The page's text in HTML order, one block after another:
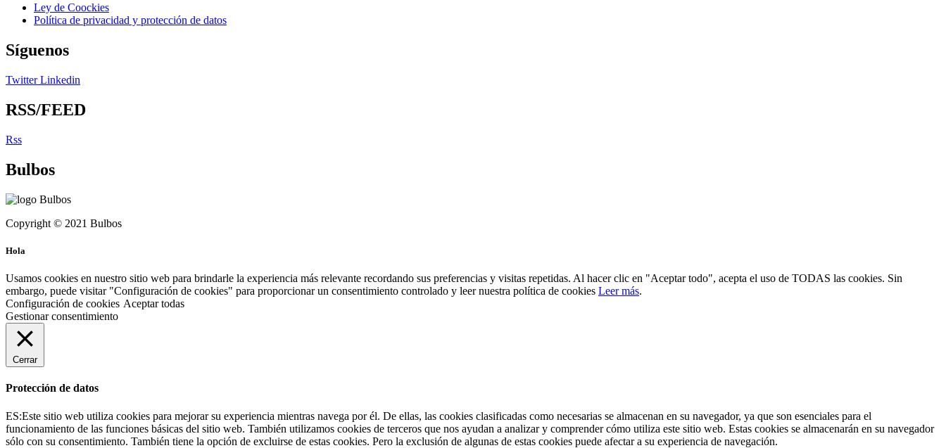
Ley de Coockies
Política de privacidad y protección de datos
Síguenos
Twitter Linkedin
RSS/FEED
Rss
Bulbos
Copyright © 2021 Bulbos
Hola
Usamos cookies en nuestro sitio web para brindarle la experiencia más relevante recordando sus preferencias y visitas repetidas. Al hacer clic en "Aceptar todo", acepta el uso de TODAS las cookies. Sin
embargo, puede visitar "Configuración de cookies" para proporcionar un consentimiento controlado y leer nuestra política de cookies Leer más.
Configuración de cookies Aceptar todas
Gestionar consentimiento
Cerrar
Protección de datos
ES:Este sitio web utiliza cookies para mejorar su experiencia mientras navega por él. De ellas, las cookies clasificadas como necesarias se almacenan en su navegador, ya que son esenciales para el
funcionamiento de las funciones básicas del sitio web. También utilizamos cookies de terceros que nos ayudan a analizar y comprender cómo utiliza este sitio web. Estas cookies se almacenarán en su navegador
sólo con su consentimiento. También tiene la opción de excluirse de estas cookies. Pero la exclusión de algunas de estas cookies puede afectar a su experiencia de navegación.